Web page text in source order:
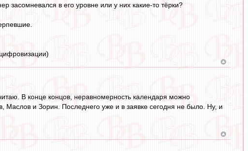
засомневался в его уровне или у них какие-то тёрки?
В конце концов, неравномерность календаря можно
и Зорин. Последнего уже и в заявке сегодня не было. Ну, и